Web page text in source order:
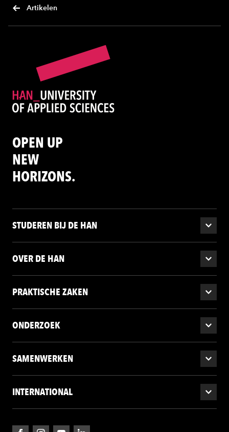
Artikelen
OPEN UP
NEW
HORIZONS.
STUDEREN BIJ DE HAN
OVER DE HAN
PRAKTISCHE ZAKEN
ONDERZOEK
SAMENWERKEN
INTERNATIONAL